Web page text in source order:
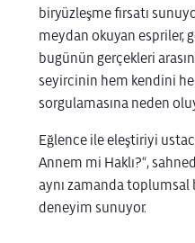
biryüzleşmefırsatı
meydan okuyan espriler,
bugünün gerçekleri
seyircinin hem kendini
sorgulamasına neden
Eğlence ileeleştiriyi
Annem mi Haklı?“,
aynı zamanda toplumsal
deneyim sunuyor.